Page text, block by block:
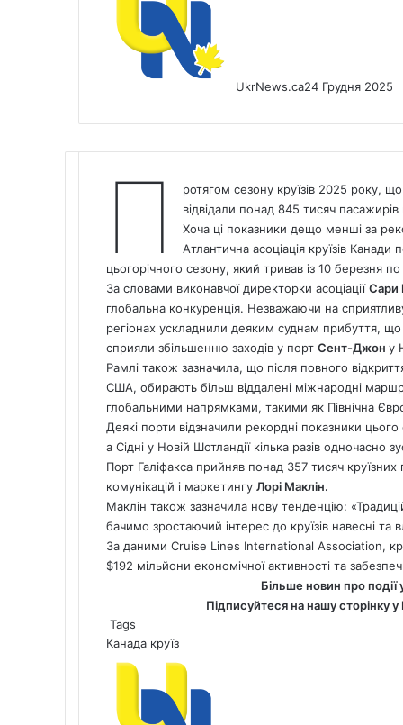
UkrNews.ca24 Грудня 2025
П
ротягом сезону круїзів 2025 року,
відвідали понад 845 тисяч
Хоча ці показники дещо менші за
Атлантична асоціація круїзів
цьогорічного сезону, який тривав із 10 березня
За словами виконавчої директорки асоціаціїСари
глобальна конкуренція. Незважаючи на
регіонах ускладнили деяким суднам прибуття, що
сприяли збільшенню заходів у порт Сент-Джон у
Рамлі також зазначила, що після повного
США, обирають більш віддалені міжнародні
глобальними напрямками, такими як Північна
Деякі порти відзначили рекордні показники
а Сідні у Новій Шотландії кілька разів одночасно
Порт Галіфакса прийняв понад 357 тисяч круїзних
комунікацій і маркетингу Лорі Маклін.
Маклін також зазначила нову тенденцію:
бачимо зростаючий інтерес до круїзів навесні та
За даними Cruise Lines International Association,
$192 мільйони економічної активності та
Більше новин про події
Підписуйтеся на нашу сторінку у
Tags
Канада круїз